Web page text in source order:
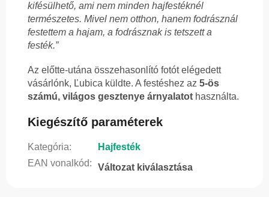
kifésülhető, ami nem minden hajfestéknél
természetes. Mivel nem otthon, hanem fodrásznál
festettem a hajam, a fodrásznak is tetszett a
festék.”
Az előtte-utána összehasonlító fotót elégedett
vásárlónk, Ľubica küldte. A festéshez az 5-ös
számú, világos gesztenye árnyalatot használta.
Kiegészítő paraméterek
Kategória:
Hajfesték
EAN vonalkód: Változat kiválasztása